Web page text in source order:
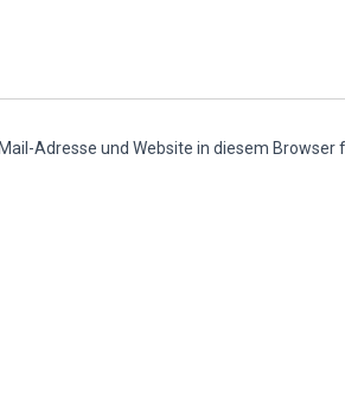
Adresse und Website in diesem